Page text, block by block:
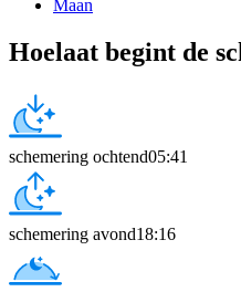
Maan
Hoelaat begint de
schemering ochtend05:41
schemering avond18:16